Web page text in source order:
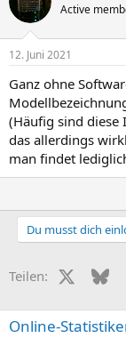
Active
12. Juni 2021
Ganz ohne
(Häufig sind diese
das allerdings
man findet
Du musst dich
Teilen: X
Online-